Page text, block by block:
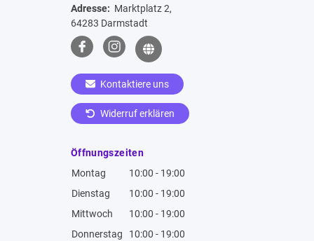
Adresse: Marktplatz 2,
64283 Darmstadt
Kontaktiere uns
Widerruf erklären
Öffnungszeiten
Montag
10:00 - 19:00
Dienstag
10:00 - 19:00
Mittwoch
10:00 - 19:00
Donnerstag
10:00 - 19:00